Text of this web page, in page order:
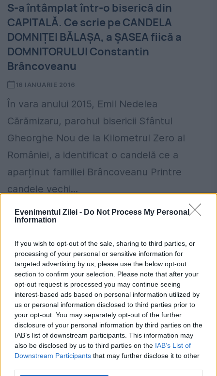
Evenimentul Zilei - Do Not Process My Personal
Information
If you wish to opt-out of the sale, sharing to third parties, or
processing of your personal or sensitive information for
targeted advertising by us, please use the below opt-out
section to confirm your selection. Please note that after your
opt-out request is processed you may continue seeing
interest-based ads based on personal information utilized by
us or personal information disclosed to third parties prior to
your opt-out. You may separately opt-out of the further
disclosure of your personal information by third parties on the
IAB’s list of downstream participants. This information may
also be disclosed by us to third parties on the IAB’s List of
Downstream Participants that may further disclose it to other
S-a întâmplat într-o biserică din
CAPITALĂ. Ce scrie pe CANDELA
DOMNIȚEI BĂLAȘA, a ȘASEA fiică a
DOMNITORULUI Constantin
Brâncoveanu
16 IANUARIE 2016
În vara anului 2015, Emil Nedelea
Cărămizaru, parohul bisericii Sfântul
Gheorghe Nou de la Kilometrul Zero al
României, a identificat o candelă ce a
aparținut familiei Brâncoveanu Printre
candele vechi...
CREDINCIOȘII CARE NU POT AJUNGE LA
MOAȘTELE CUVIOASEI PARASCHEVA